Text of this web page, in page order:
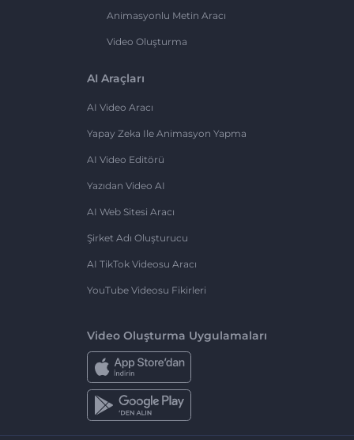
Animasyonlu Metin Aracı
Video Oluşturma
AI Araçları
AI Video Aracı
Yapay Zeka Ile Animasyon Yapma
AI Video Editörü
Yazıdan Video AI
AI Web Sitesi Aracı
Şirket Adı Oluşturucu
AI TikTok Videosu Aracı
YouTube Videosu Fikirleri
Video Oluşturma Uygulamaları